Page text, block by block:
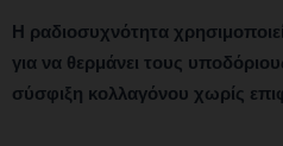
Η ραδιοσυχνότητα
για να θερμάνει τους
σύσφιξη κολλαγόνου χωρίς